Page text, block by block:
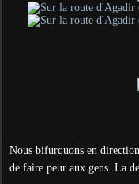
Nous bifurquons en
de faire peur aux gens. La